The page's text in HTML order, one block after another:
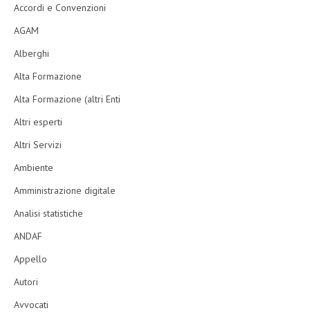
Accordi e Convenzioni
AGAM
Alberghi
Alta Formazione
Alta Formazione (altri Enti
Altri esperti
Altri Servizi
Ambiente
Amministrazione digitale
Analisi statistiche
ANDAF
Appello
Autori
Avvocati